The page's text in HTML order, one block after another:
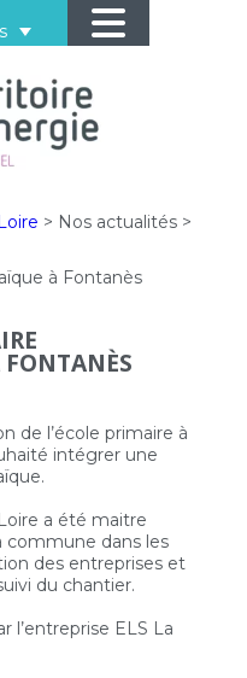
> Nos actualités>
à Fontanès
de l’école primaire à
intégrer une
a été maitre
commune dans les
des entreprises et
du chantier.
l’entreprise ELS La